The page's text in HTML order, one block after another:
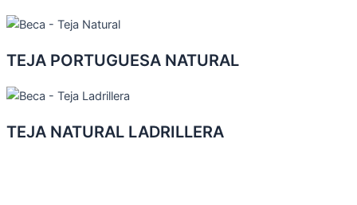
TEJA PORTUGUESA NATURAL
TEJA NATURAL LADRILLERA